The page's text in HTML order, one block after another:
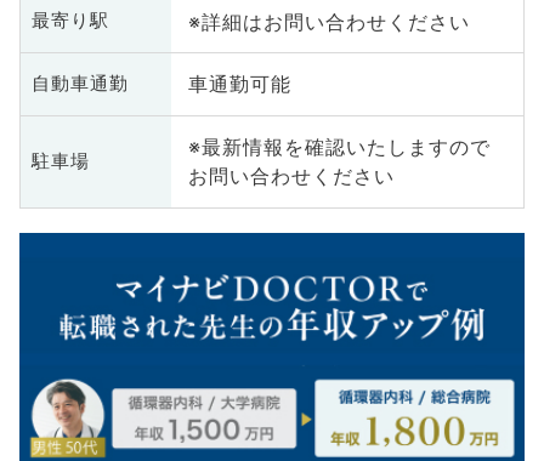
最寄り駅 ※詳細はお問い合わせください
自動車通勤 車通勤可能
駐車場
※最新情報を確認いたしますので
お問い合わせください